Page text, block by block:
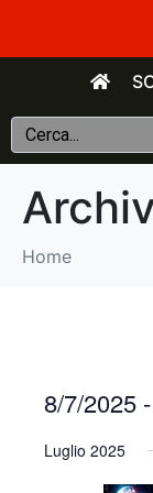
Home
8/7/2025 -
e
Luglio 2025